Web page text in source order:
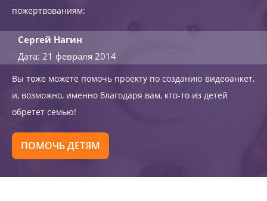
пожертвованиям:
Сергей Нагин
Дата: 21 февраля 2014
Вы тоже можете помочь проекту по созданию видеоанкет,
и, возможно, именно благодаря вам, кто-то из детей
обретет семью!
ПОМОЧЬ ДЕТЯМ